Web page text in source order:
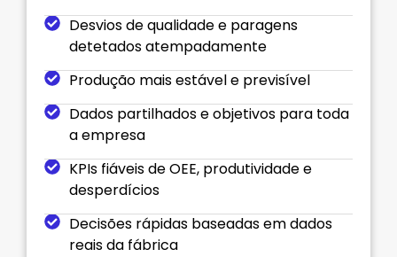
Desvios de qualidade e paragens
detetados atempadamente
Produção mais estável e previsível
Dados partilhados e objetivos para toda
a empresa
KPIs fiáveis de OEE, produtividade e
desperdícios
Decisões rápidas baseadas em dados
reais da fábrica